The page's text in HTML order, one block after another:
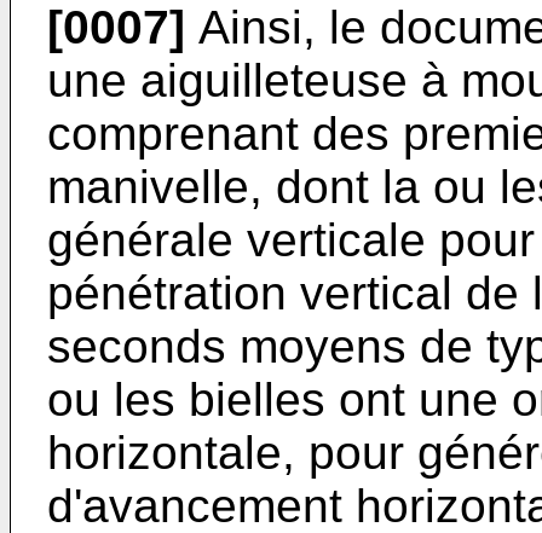
[0007] Ainsi, le
une aiguilleteuse à
comprenant des
manivelle, dont la ou
générale verticale
pénétration vertical de
seconds moyens de
ou les bielles ont une
horizontale, pour
d'avancement